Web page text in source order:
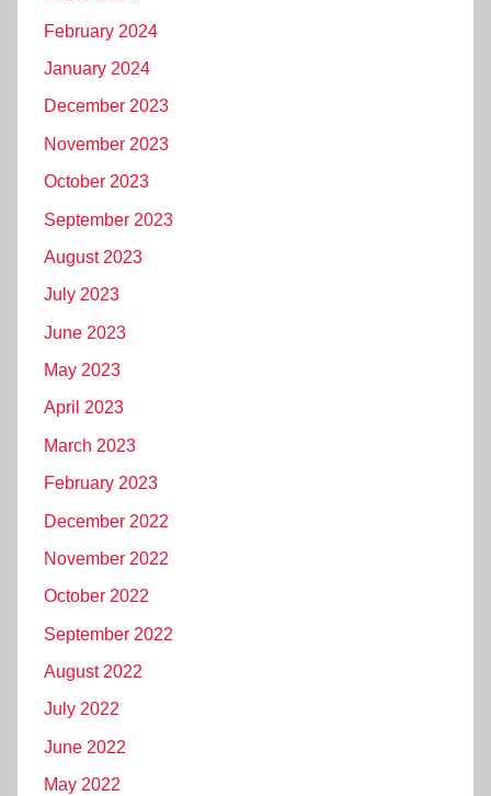
February 2024
January 2024
December 2023
November 2023
October 2023
September 2023
August 2023
July 2023
June 2023
May 2023
April 2023
March 2023
February 2023
December 2022
November 2022
October 2022
September 2022
August 2022
July 2022
June 2022
May 2022